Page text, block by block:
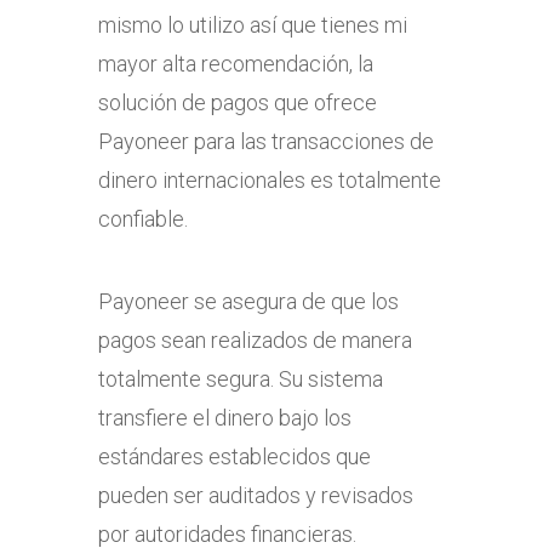
mismo lo utilizo así que tienes mi
mayor alta recomendación, la
solución de pagos que ofrece
Payoneer para las transacciones de
dinero internacionales es totalmente
confiable.
Payoneer se asegura de que los
pagos sean realizados de manera
totalmente segura. Su sistema
transfiere el dinero bajo los
estándares establecidos que
pueden ser auditados y revisados
por autoridades financieras.